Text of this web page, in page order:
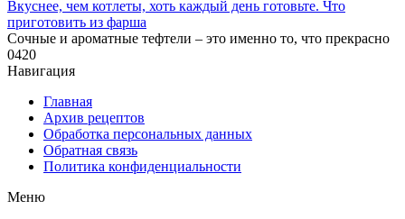
Вкуснее, чем котлеты, хоть каждый день готовьте. Что
приготовить из фарша
Сочные и ароматные тефтели – это именно то, что прекрасно
0420
Навигация
Главная
Архив рецептов
Обработка персональных данных
Обратная связь
Политика конфиденциальности
Меню